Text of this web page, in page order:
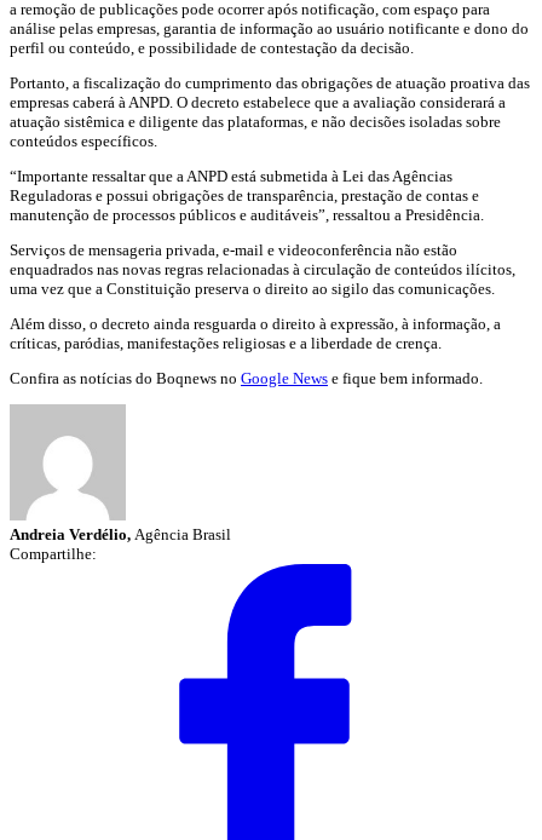
a remoção de publicações pode ocorrer após notificação, com espaço para
análise pelas empresas, garantia de informação ao usuário notificante e dono do
perfil ou conteúdo, e possibilidade de contestação da decisão.
Portanto, a fiscalização do cumprimento das obrigações de atuação proativa das
empresas caberá à ANPD. O decreto estabelece que a avaliação considerará a
atuação sistêmica e diligente das plataformas, e não decisões isoladas sobre
conteúdos específicos.
“Importante ressaltar que a ANPD está submetida à Lei das Agências
Reguladoras e possui obrigações de transparência, prestação de contas e
manutenção de processos públicos e auditáveis”, ressaltou a Presidência.
Serviços de mensageria privada, e-mail e videoconferência não estão
enquadrados nas novas regras relacionadas à circulação de conteúdos ilícitos,
uma vez que a Constituição preserva o direito ao sigilo das comunicações.
Além disso, o decreto ainda resguarda o direito à expressão, à informação, a
críticas, paródias, manifestações religiosas e a liberdade de crença.
Confira as notícias do Boqnews no Google News e fique bem informado.
Andreia Verdélio, Agência Brasil
Compartilhe: